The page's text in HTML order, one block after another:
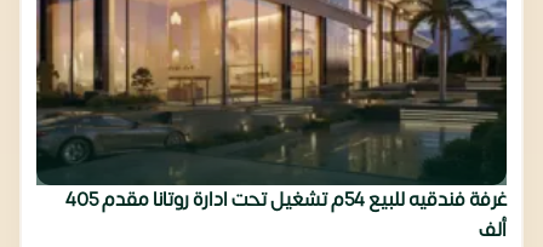
غرفة فندقيه للبيع 54م تشغيل تحت ادارة روتانا مقدم 405
ألف